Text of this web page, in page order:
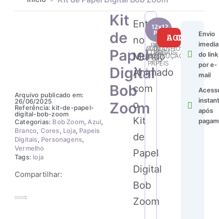
Arquivo publicado em:
26/06/2025
Referência: kit-de-papel-
digital-bob-zoom
Categorias: Bob Zoom, Azul,
Branco, Cores, Loja, Papeis
Digitais, Personagens,
Vermelho
Tags: loja
Compartilhar:
Kit
de
Papel
Digital
Bob
Zoom
Entre
no
Mundo
Animado
com
o
Kit
de
Papel
Digital
Bob
Zoom
ALTA
RESOLUÇÃO
TAMANHO
DOS
PAPÉIS
24
PAPÉIS
DIGITAIS
JPG
41
IMAGENS
PNG
Kit
de
Papel
Digital
Bob
Zoom
COMPRAR AGORA
Envio
do link
por e-
mail
após